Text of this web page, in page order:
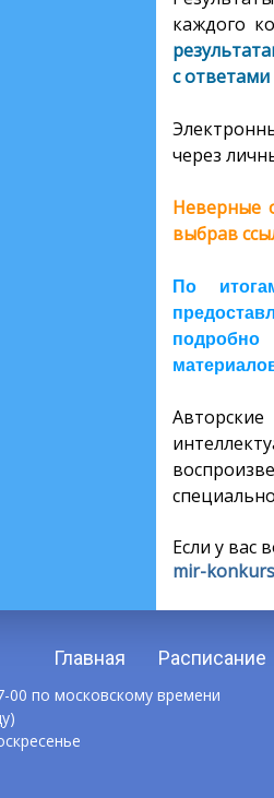
каждого
с
через
Неверные
выбрав
По
подробно
Если у вас
mir-
Главная Расписание
00 по московскому времени